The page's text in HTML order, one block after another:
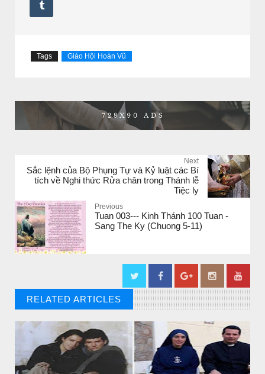

Tags Giáo Hội Hoàn Vũ
Next
Sắc lệnh của Bộ Phụng Tự và Kỷ luật các Bí
tích về Nghi thức Rửa chân trong Thánh lễ
Tiệc ly
Previous
Tuan 003--- Kinh Thánh 100 Tuan -
Sang The Ky (Chuong 5-11)
RELATED ARTICLES
// THAT'S WHAT YOU MIGHT BE LOOKING FOR